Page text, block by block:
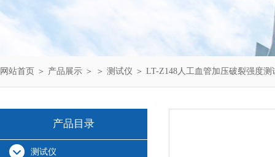
网站首页 ＞ 产品展示 ＞ ＞ 测试仪 ＞ LT-Z148人工血管加压破裂强度
产品目录
测试仪